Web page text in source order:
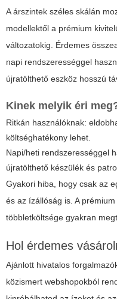
A árszintek széles skálán
modellektől a prémium
változatokig. Érdemes
napi rendszerességgel
újratölthető eszköz hosszú
Kinek melyik éri
Ritkán használóknak:
költséghatékony lehet.
Napi/heti rendszerességgel
újratölthető készülék és
Gyakori hiba, hogy csak az
és az ízállóság is. A
többletköltsége gyakran
Hol érdemes
Ajánlott hivatalos
közismert webshopokból